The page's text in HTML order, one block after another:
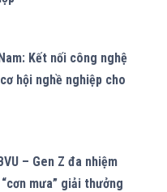
Kết nối công nghệ
hội nghề nghiệp cho
– Gen Z đa nhiệm
mưa” giải thưởng